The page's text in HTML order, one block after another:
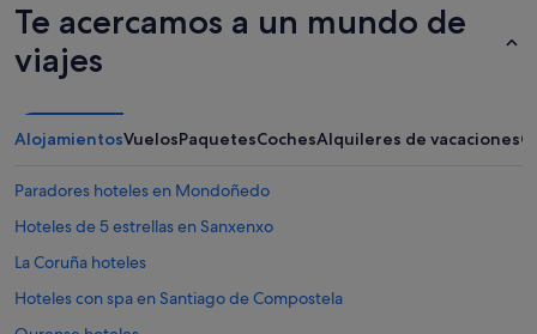
Te acercamos a un mundo de
viajes
AlojamientosVuelosPaquetesCochesAlquileres de vacaciones
Paradores hoteles en Mondoñedo
Hoteles de 5 estrellas en Sanxenxo
La Coruña hoteles
Hoteles con spa en Santiago de Compostela